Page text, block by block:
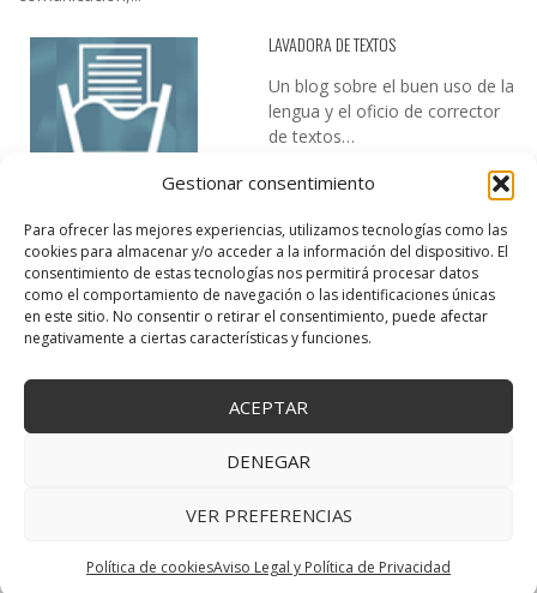
Gestionar consentimiento
Para ofrecer las mejores experiencias, utilizamos tecnologías como las
cookies para almacenar y/o acceder a la información del dispositivo. El
consentimiento de estas tecnologías nos permitirá procesar datos
como el comportamiento de navegación o las identificaciones únicas
en este sitio. No consentir o retirar el consentimiento, puede afectar
negativamente a ciertas características y funciones.
ACEPTAR
DENEGAR
VER PREFERENCIAS
Política de cookiesAviso Legal y Política de Privacidad
LAVADORA DE TEXTOS
Un blog sobre el buen uso de la
lengua y el oficio de corrector
de textos…
DESIREE MARTÍN
↑ Volver arriba